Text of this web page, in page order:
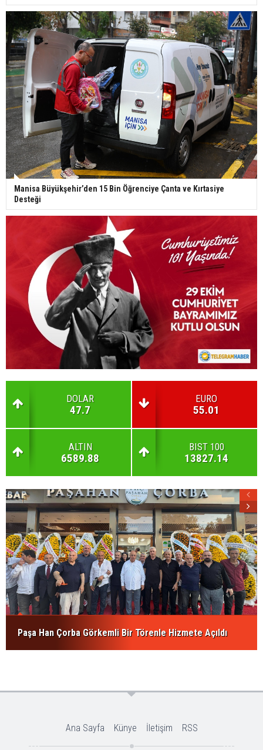
Manisa Büyükşehir’den 15 Bin Öğrenciye Çanta ve Kırtasiye
Desteği
DOLAR
47.7
EURO
55.01
ALTIN
6589.88
BIST 100
13827.14
Paşa Han Çorba Görkemli Bir Törenle Hizmete Açıldı
Ana Sayfa Künye İletişim RSS